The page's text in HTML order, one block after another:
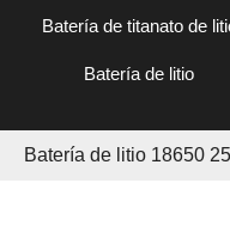
Batería de titanato de
Batería de litio
Batería de litio 18650